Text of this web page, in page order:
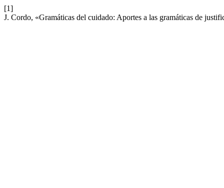
[1]
J. Cordo, «Gramáticas del cuidado: Aportes a las gramáticas de